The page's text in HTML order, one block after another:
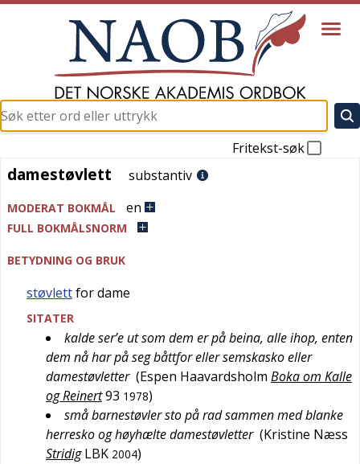
Fritekst-søk
damestøvlett
damestøvlett substantiv
MODERAT BOKMÅL en
FULL BOKMÅLSNORM
BETYDNING OG BRUK
støvlettfor dame
SITATER
kalde ser’e ut som dem er på beina, alle ihop, enten
dem nå har på seg båttfor eller semskasko eller
damestøvletter (Espen Haavardsholm Boka om Kalle
og Reinert93 1978)
små barnestøvler sto på rad sammen med blanke
herresko og høyhælte damestøvletter (Kristine Næss
Stridig LBK 2004)